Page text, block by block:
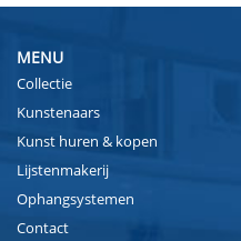
MENU
Collectie
Kunstenaars
Kunst huren & kopen
Lijstenmakerij
Ophangsystemen
Contact